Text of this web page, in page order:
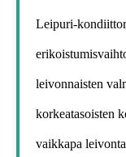
Leipuri-
leivonnaisten
korkeatasoisten
vaikkapa